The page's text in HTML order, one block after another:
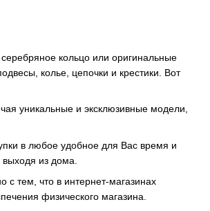
кольцо или оригинальные
колье, цепочки и крестики. Вот
уникальные и эксклюзивные модели,
в любое удобное для Вас время и
из дома.
тем, что в интернет-магазинах
физического магазина.